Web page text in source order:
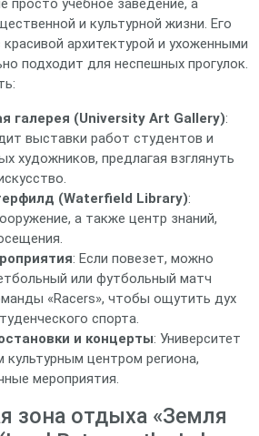
учебное заведение, а
и культурной жизни. Его
архитектурой и ухоженными
подходит для неспешных прогулок.
галерея (University Art Gallery):
выставки работ студентов и
художников, предлагая взглянуть
(Waterfield Library):
а также центр знаний,
: Если повезет, можно
или футбольный матч
«Racers», чтобы ощутить дух
спорта.
и концерты: Университет
культурным центром региона,
мероприятия.
зона отдыха «Земля